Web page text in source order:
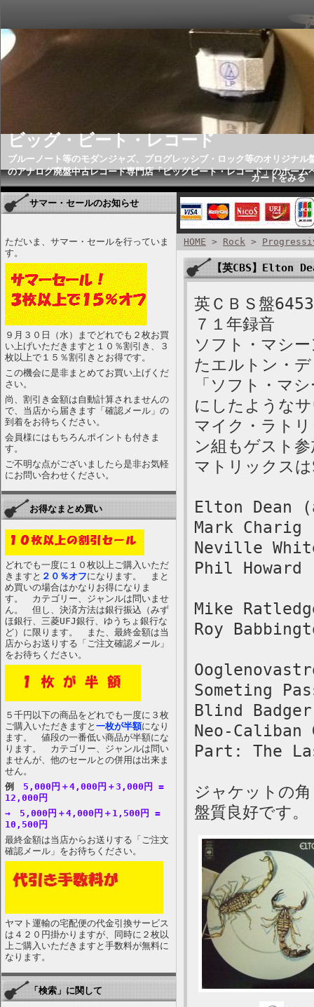
ビッグ・ビート・レコード
ブルーノート等のモダンジャズ、プログレッシブ・ロック等のオリジナル
のアナログ廃盤中古レコード専門店「ビッグビート・レコード」のホーム
カートをみる
サマー・セールのお知らせ
ただいま、サマー・セールを行っていま
す。
９月３０日（水）までどれでも２枚お買
い上げいただきますと１０％割引き、３
枚以上で１５％割引きとお得です。
この機会に是非まとめてお買い上げくだ
さい。
尚、割引き金額は自動計算されませんの
で、当店から届きます「確認メール」の
到着をお待ちください。
会員様にはもちろんポイントも付きま
す。
ご不明な点がございましたら是非お気軽
にお問い合わせください。
お得なまとめ買い
どれでも一度に１０枚以上ご購入いただ
きますと ２０％オフになります。 まと
め買いの場合はかなりお得になりま
す。 カテゴリー、ジャンルは問いませ
ん。 但し、決済方法は銀行振込（みず
ほ銀行、三菱UFJ銀行、ゆうちょ銀行な
ど）に限ります。 また、最終金額は当
店からお送りする「ご注文確認メール」
をお待ちください。
５千円以下の商品をどれでも一度に３枚
ご購入いただきますと 一枚が半額になり
ます。 値段の一番低い商品が半額にな
ります。 カテゴリー、ジャンルは問い
ませんが、他のセールとの併用は出来ま
せん。
例
5,000円＋4,000円＋3,000円 =
12,000円
→ 5,000円＋4,000円＋1,500円 =
10,500円
最終金額は当店からお送りする「ご注文
確認メール」をお待ちください。
ヤマト運輸の宅配便の代金引換サービス
は４２０円掛かりますが、同時に２枚以
上ご購入いただきますと手数料が無料に
なります。
「検索」に関して
HOME > Rock >
【英CBS】Elton
英ＣＢＳ盤
７１年録音
ソフト・マシ
たエルトン・
「ソフト・マ
にしたような
マイク・ラト
ン組もゲスト参
マトリックス
Elton
Mark
Neville
Phil Howard
Mike
Roy
Someting
Blind Badger
Neo-Caliban
Part: The
ジャケットの
盤質良好です。